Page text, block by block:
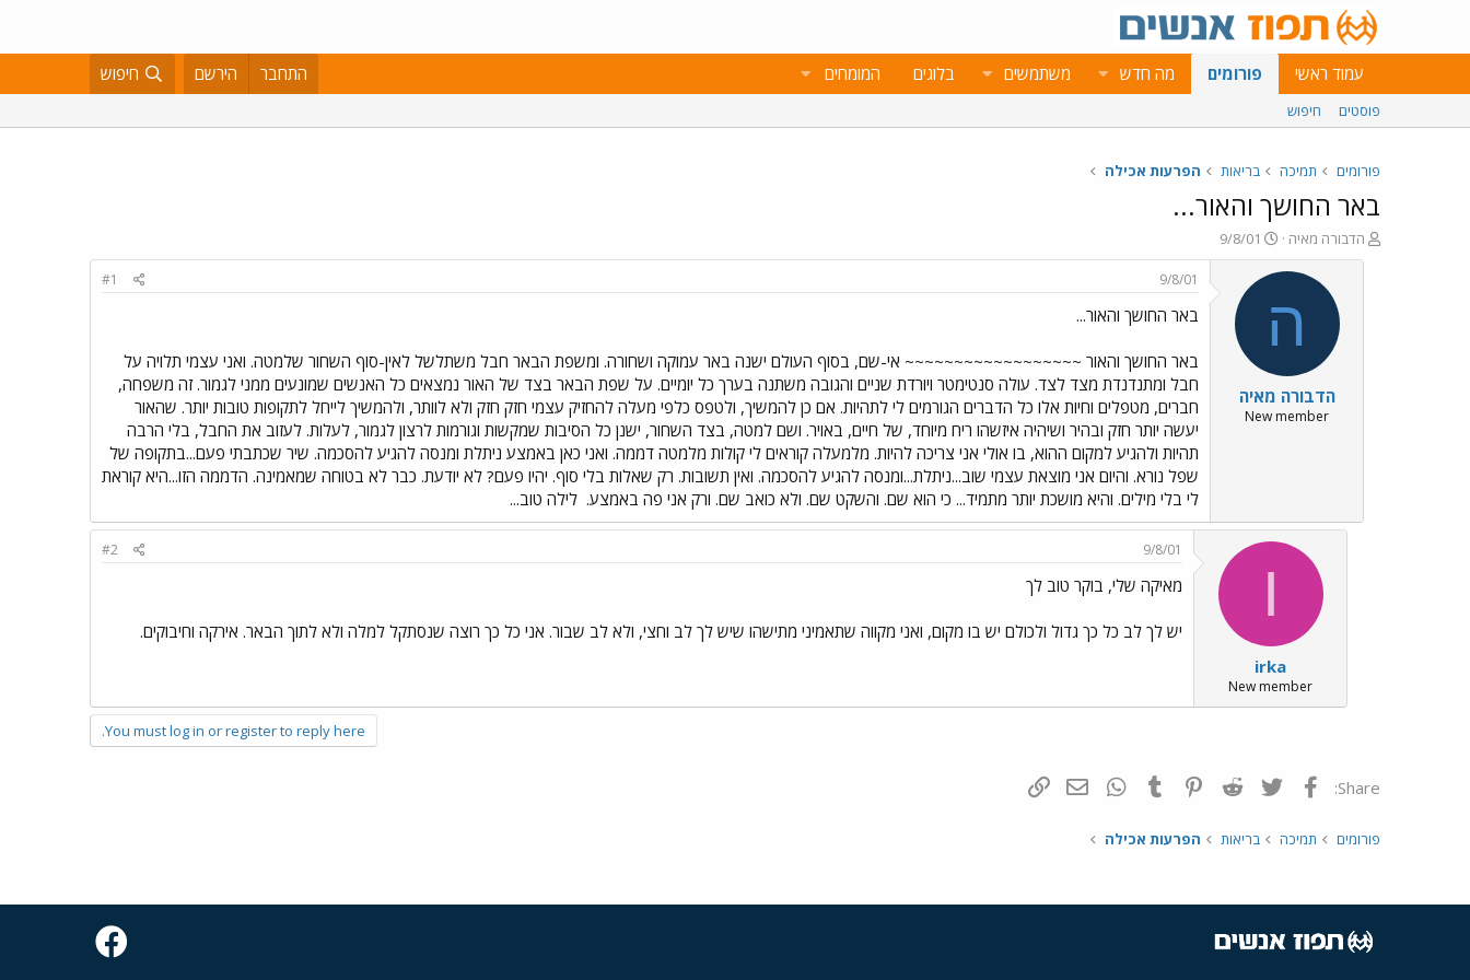
עמוד ראשי פורומים מה חדש משתמשים בלוגים המומחים התחבר הירשם חיפוש
פוסטים חיפוש
פורומים תמיכה בריאות הפרעות אכילה
באר החושך והאור...
פ
ו
הדבורה מאיה
פ
ו
ר
א
ר
י
9/8/01
ה
הדבורה מאיה
New member
9/8/01
#1
באר החושך והאור...
באר החושך והאור ~~~~~~~~~~~~~~~~~~ אי-שם, בסוף העולם ישנה באר עמוקה ושחורה. ומשפת הבאר חבל משתלשל לאין-סוף השחור שלמטה. ואני עצמי תלויה על
חבל ומתנדנדת מצד לצד. עולה סנטימטר ויורדת שניים והגובה משתנה בערך כל יומיים. על שפת הבאר בצד של האור נמצאים כל האנשים שמונעים ממני לגמור. זה משפחה,
חברים, מטפלים וחיות אלו כל הדברים הגורמים לי לתהיות. אם כן להמשיך, ולטפס כלפי מעלה להחזיק עצמי חזק חזק ולא לוותר, ולהמשיך לייחל לתקופות טובות יותר. שהאור
יעשה יותר חזק ובהיר ושיהיה איזשהו ריח מיוחד, של חיים, באויר. ושם למטה, בצד השחור, ישנן כל הסיבות שמקשות וגורמות לרצון לגמור, לעלות. לעזוב את החבל, בלי הרבה
תהיות ולהגיע למקום ההוא, בו אולי אני צריכה להיות. מלמעלה קוראים לי קולות מלמטה דממה. ואני כאן באמצע ניתלת ומנסה להגיע להסכמה. שיר שכתבתי פעם...בתקופה של
שפל נורא. והיום אני מוצאת עצמי שוב...ניתלת...ומנסה להגיע להסכמה. ואין תשובות. רק שאלות בלי סוף. יהיו פעם? לא יודעת. כבר לא בטוחה שמאמינה. הדממה הזו...היא קוראת
לי בלי מילים. והיא מושכת יותר מתמיד... כי הוא שם. והשקט שם. ולא כואב שם. ורק אני פה באמצע. לילה טוב...
I
irka
New member
9/8/01
#2
מאיקה שלי, בוקר טוב לך
יש לך לב כל כך גדול ולכולם יש בו מקום, ואני מקווה שתאמיני מתישהו שיש לך לב וחצי, ולא לב שבור. אני כל כך רוצה שנסתקל למלה ולא לתוך הבאר. אירקה וחיבוקים.
You must log in or register to reply here.
Share: פייסבוק Twitter
Reddit
Pinterest
Tumblr
WhatsAppדואר אלקטרוני
פורומים תמיכה בריאות הפרעות אכילה